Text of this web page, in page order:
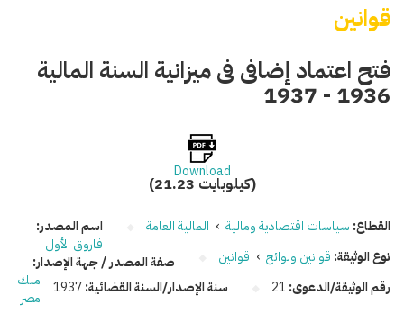
قوانين
فتح اعتماد إضافى فى ميزانية السنة المالية
1936 - 1937
Download
(21.23 كيلوبايت)
القطاع: سياسات اقتصادية ومالية › المالية العامة
نوع الوثيقة: قوانين ولوائح › قوانين
رقم الوثيقة/الدعوى: 21 سنة الإصدار/السنة القضائية:1937
اسم المصدر:
فاروق الأول
صفة المصدر / جهة الإصدار:
ملك
مصر